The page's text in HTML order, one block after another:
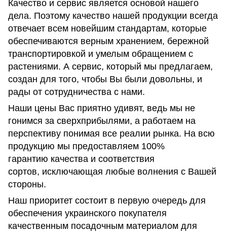
Качество и сервис является основой нашего
дела. Поэтому качество нашей продукции всегда
отвечает всем новейшим стандартам, которые
обеспечиваются верным хранением, бережной
транспортировкой и умелым обращением с
растениями. А сервис, который мы предлагаем,
создан для того, чтобы Вы были довольны, и
рады от сотрудничества с нами.
Наши цены Вас приятно удивят, ведь мы не
гонимся за сверхприбылями, а работаем на
перспективу понимая все реалии рынка. На всю
продукцию мы предоставляем 100%
гарантию качества и соответствия
сортов, исключающая любые волнения с Вашей
стороны.
Наш приоритет состоит в первую очередь для
обеспечения украинского покупателя
качественным посадочным материалом для